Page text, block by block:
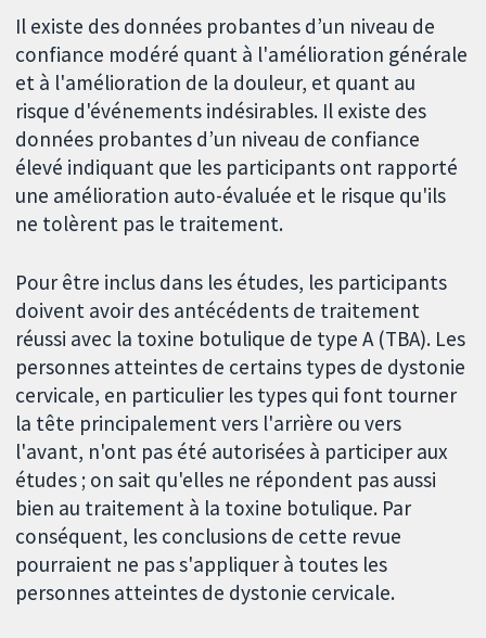
Il existe des données probantes d’un niveau de
confiance modéré quant à l'amélioration générale
et à l'amélioration de la douleur, et quant au
risque d'événements indésirables. Il existe des
données probantes d’un niveau de confiance
élevé indiquant que les participants ont rapporté
une amélioration auto-évaluée et le risque qu'ils
ne tolèrent pas le traitement.
Pour être inclus dans les études, les participants
doivent avoir des antécédents de traitement
réussi avec la toxine botulique de type A (TBA). Les
personnes atteintes de certains types de dystonie
cervicale, en particulier les types qui font tourner
la tête principalement vers l'arrière ou vers
l'avant, n'ont pas été autorisées à participer aux
études ; on sait qu'elles ne répondent pas aussi
bien au traitement à la toxine botulique. Par
conséquent, les conclusions de cette revue
pourraient ne pas s'appliquer à toutes les
personnes atteintes de dystonie cervicale.